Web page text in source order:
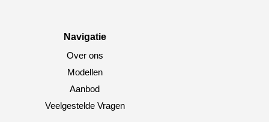
Navigatie
Over ons
Modellen
Aanbod
Veelgestelde Vragen